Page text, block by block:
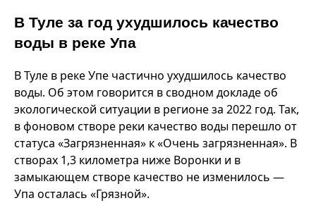
В Туле за год ухудшилось качество
воды в реке Упа
В Туле в реке Упе частично ухудшилось качество
воды. Об этом говорится в сводном докладе об
экологической ситуации в регионе за 2022 год. Так,
в фоновом створе реки качество воды перешло от
статуса «Загрязненная» к «Очень загрязненная». В
створах 1,3 километра ниже Воронки и в
замыкающем створе качество не изменилось —
Упа осталась «Грязной».